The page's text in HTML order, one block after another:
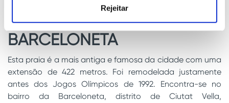
Rejeitar
A PRAIA DE LA
BARCELONETA
Esta praia é a mais antiga e famosa da cidade com uma
extensão de 422 metros. Foi remodelada justamente
antes dos Jogos Olímpicos de 1992. Encontra-se no
bairro da Barceloneta, distrito de Ciutat Vella,